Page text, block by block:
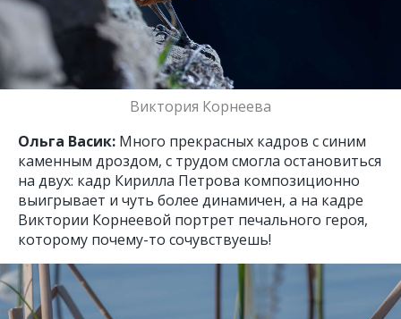
Виктория Корнеева
Ольга Васик: Много прекрасных кадров с синим
каменным дроздом, с трудом смогла остановиться
на двух: кадр Кирилла Петрова композиционно
выигрывает и чуть более динамичен, а на кадре
Виктории Корнеевой портрет печального героя,
которому почему-то сочувствуешь!